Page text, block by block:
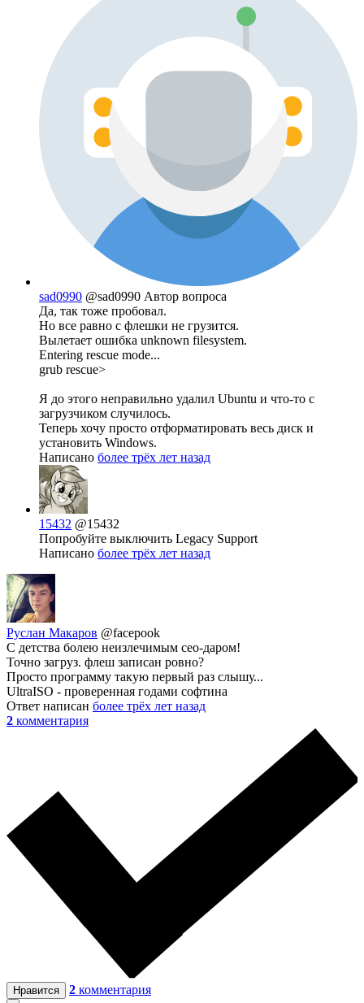
sad0990 @sad0990 Автор вопроса
Да, так тоже пробовал.
Но все равно с флешки не грузится.
Вылетает ошибка unknown filesystem.
Entering rescue mode...
grub rescue>
Я до этого неправильно удалил Ubuntu и что-то с
загрузчиком случилось.
Теперь хочу просто отформатировать весь диск и
установить Windows.
Написано более трёх лет назад
15432 @15432
Попробуйте выключить Legacy Support
Написано более трёх лет назад
Руслан Макаров @facepook
С детства болею неизлечимым сео-даром!
Точно загруз. флеш записан ровно?
Просто программу такую первый раз слышу...
UltraISO - проверенная годами софтина
Ответ написан более трёх лет назад
2 комментария
Нравится 2 комментария